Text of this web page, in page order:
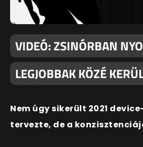
VIDEÓ: ZSINÓRBAN
LEGJOBBAK KÖZÉ
Nem úgy sikerült 2021
tervezte, de a